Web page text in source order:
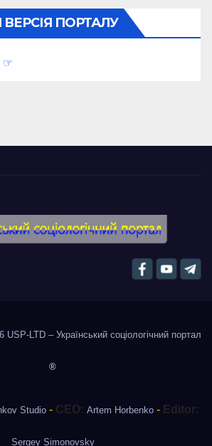
ПОРТАЛУ
☞
USP-LTD – Український соціологічний портал
®
Studio - CEO: Artem Horbenko - Editor:
Sergey Simonovsky